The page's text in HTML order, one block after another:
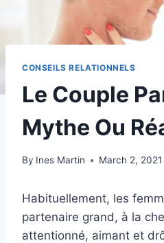
CONSEILS RELATIONNELS
Le Couple
Mythe Ou
By Ines Martin March 2, 2021
Habituellement, les
partenaire grand, à la
attentionné, aimant et